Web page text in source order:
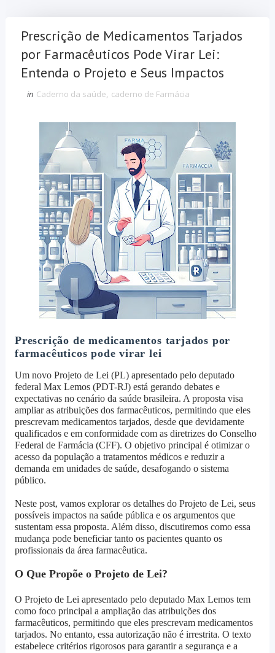
Prescrição de Medicamentos Tarjados
por Farmacêuticos Pode Virar Lei:
Entenda o Projeto e Seus Impactos
in Caderno da saúde, caderno de Farmácia
Prescrição de medicamentos tarjados por
farmacêuticos pode virar lei
Um novo Projeto de Lei (PL) apresentado pelo deputado
federal Max Lemos (PDT-RJ) está gerando debates e
expectativas no cenário da saúde brasileira. A proposta visa
ampliar as atribuições dos farmacêuticos, permitindo que eles
prescrevam medicamentos tarjados, desde que devidamente
qualificados e em conformidade com as diretrizes do Conselho
Federal de Farmácia (CFF). O objetivo principal é otimizar o
acesso da população a tratamentos médicos e reduzir a
demanda em unidades de saúde, desafogando o sistema
público.
Neste post, vamos explorar os detalhes do Projeto de Lei, seus
possíveis impactos na saúde pública e os argumentos que
sustentam essa proposta. Além disso, discutiremos como essa
mudança pode beneficiar tanto os pacientes quanto os
profissionais da área farmacêutica.
O Que Propõe o Projeto de Lei?
O Projeto de Lei apresentado pelo deputado Max Lemos tem
como foco principal a ampliação das atribuições dos
farmacêuticos, permitindo que eles prescrevam medicamentos
tarjados. No entanto, essa autorização não é irrestrita. O texto
estabelece critérios rigorosos para garantir a segurança e a